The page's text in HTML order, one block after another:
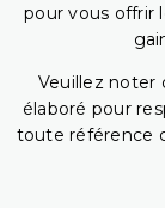
pour vous offrir
Veuillez noter
élaboré pour
toute référence